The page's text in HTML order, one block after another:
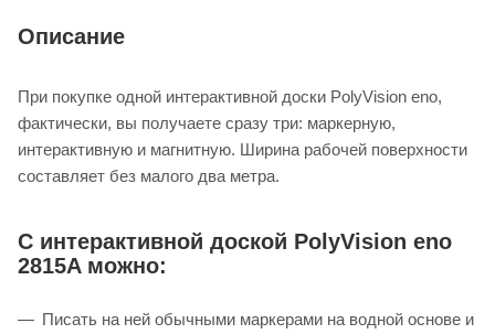
Описание
При покупке одной интерактивной доски PolyVision eno,
фактически, вы получаете сразу три: маркерную,
интерактивную и магнитную. Ширина рабочей поверхности
составляет без малого два метра.
С интерактивной доской PolyVision eno
2815A можно:
Писать на ней обычными маркерами на водной основе и